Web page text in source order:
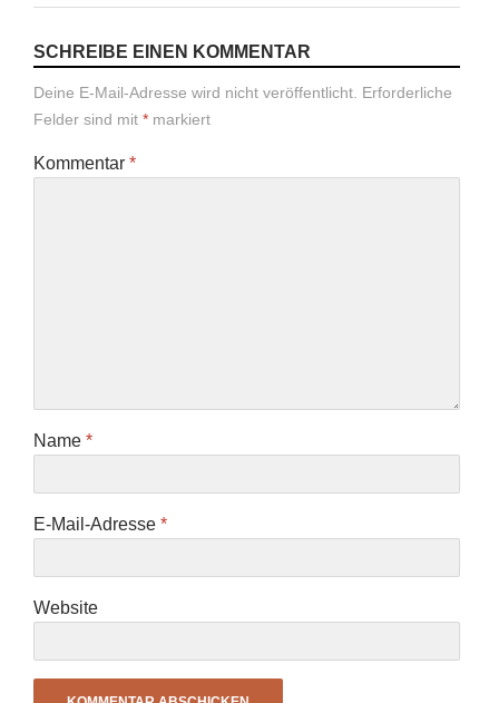
SCHREIBE EINEN KOMMENTAR
Deine E-Mail-Adresse wird nicht veröffentlicht. Erforderliche
Felder sind mit * markiert
Kommentar *
Name *
E-Mail-Adresse *
Website